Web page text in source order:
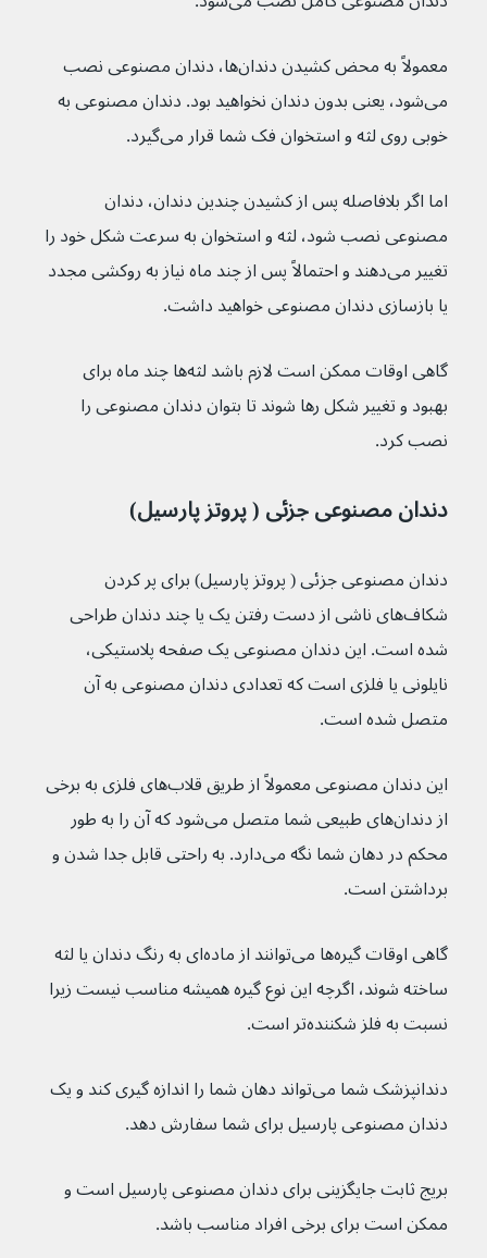
معمولاً به محض کشیدن دندان‌ها، دندان مصنوعی نصب
می‌شود، یعنی بدون دندان نخواهید بود. دندان مصنوعی به
خوبی روی لثه و استخوان فک شما قرار می‌گیرد.
اما اگر بلافاصله پس از کشیدن چندین دندان، دندان
مصنوعی نصب شود، لثه و استخوان به سرعت شکل خود را
تغییر می‌دهند و احتمالاً پس از چند ماه نیاز به روکشی مجدد
یا بازسازی دندان مصنوعی خواهید داشت.
گاهی اوقات ممکن است لازم باشد لثه‌ها چند ماه برای
بهبود و تغییر شکل رها شوند تا بتوان دندان مصنوعی را
نصب کرد.
دندان مصنوعی جزئی ( پروتز پارسیل)
دندان مصنوعی جزئی ( پروتز پارسیل) برای پر کردن
شکاف‌های ناشی از دست رفتن یک یا چند دندان طراحی
شده است. این دندان مصنوعی یک صفحه پلاستیکی،
نایلونی یا فلزی است که تعدادی دندان مصنوعی به آن
متصل شده است.
این دندان مصنوعی معمولاً از طریق قلاب‌های فلزی به برخی
از دندان‌های طبیعی شما متصل می‌شود که آن را به طور
محکم در دهان شما نگه می‌دارد. به راحتی قابل جدا شدن و
برداشتن است.
گاهی اوقات گیره‌ها می‌توانند از ماده‌ای به رنگ دندان یا لثه
ساخته شوند، اگرچه این نوع گیره همیشه مناسب نیست زیرا
نسبت به فلز شکننده‌تر است.
دندانپزشک شما می‌تواند دهان شما را اندازه گیری کند و یک
دندان مصنوعی پارسیل برای شما سفارش دهد.
بریج ثابت جایگزینی برای دندان مصنوعی پارسیل است و
ممکن است برای برخی افراد مناسب باشد.